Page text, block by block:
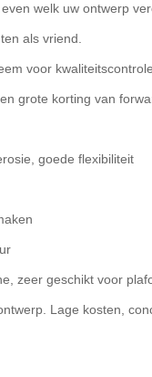
welk uw ontwerp
als vriend.
voor
grote korting van
goede flexibiliteit
zeer geschikt voor
Lage kosten,